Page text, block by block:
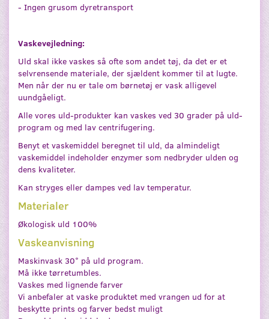
- Ingen grusom dyretransport
Vaskevejledning:
Uld skal ikke vaskes så ofte som andet tøj, da det er et
selvrensende materiale, der sjældent kommer til at lugte.
Men når der nu er tale om børnetøj er vask alligevel
uundgåeligt.
Alle vores uld-produkter kan vaskes ved 30 grader på uld-
program og med lav centrifugering.
Benyt et vaskemiddel beregnet til uld, da almindeligt
vaskemiddel indeholder enzymer som nedbryder ulden og
dens kvaliteter.
Kan stryges eller dampes ved lav temperatur.
Materialer
Økologisk uld 100%
Vaskeanvisning
Maskinvask 30° på uld program.
Må ikke tørretumbles.
Vaskes med lignende farver
Vi anbefaler at vaske produktet med vrangen ud for at
beskytte prints og farver bedst muligt